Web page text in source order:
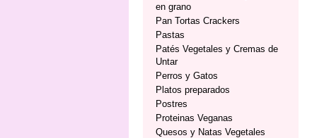
en grano
Pan Tortas Crackers
Pastas
Patés Vegetales y Cremas de
Untar
Perros y Gatos
Platos preparados
Postres
Proteinas Veganas
Quesos y Natas Vegetales